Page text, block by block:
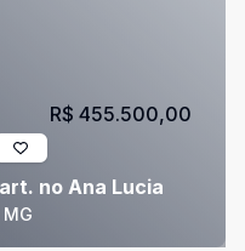
no Ana Lucia
R$ 455.500,00